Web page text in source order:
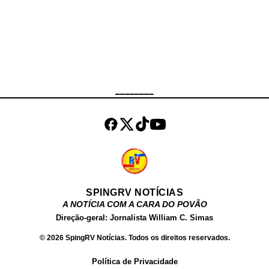
onde vende conteúdos produzidos
por ela para o público adulto. Além
dos filmes, ela ve...
SPINGRV NOTÍCIAS
A NOTÍCIA COM A CARA DO POVÃO
Direção-geral: Jornalista William C. Simas
© 2026 SpingRV Notícias. Todos os direitos reservados.
Política de Privacidade